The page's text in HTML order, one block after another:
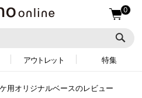
0
アウトレット 特集
用オリジナルベースのレビュー